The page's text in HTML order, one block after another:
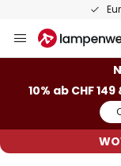
Inhalt
10% ab CHF